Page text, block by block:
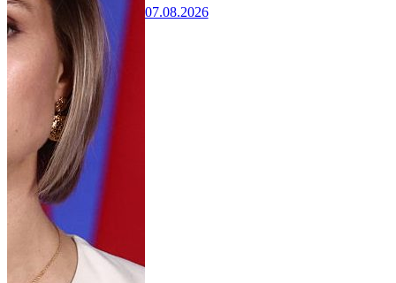
07.08.2026